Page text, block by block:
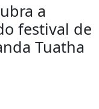
a
festival de
Tuatha